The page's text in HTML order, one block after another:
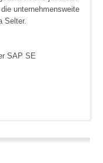
unternehmensweite
Selter.
SAP SE